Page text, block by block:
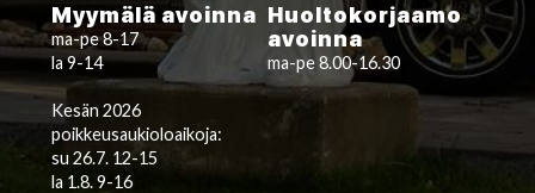
Myymälä avoinna
ma-pe 8-17
la 9-14
Kesän 2026
poikkeusaukioloaikoja:
su 26.7. 12-15
la 1.8. 9-16
Huoltokorjaamo
avoinna
ma-pe 8.00-16.30